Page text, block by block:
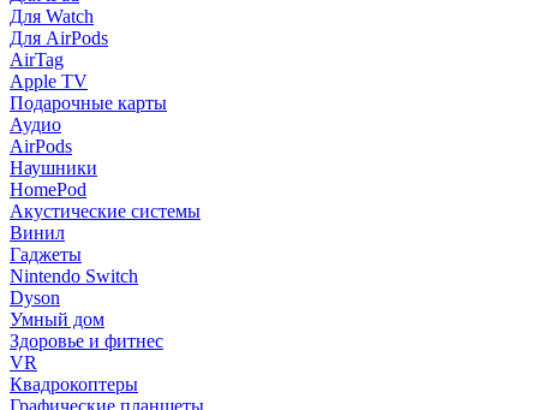
Для Watch
Для AirPods
AirTag
Apple TV
Подарочные карты
Аудио
AirPods
Наушники
HomePod
Акустические системы
Винил
Гаджеты
Nintendo Switch
Dyson
Умный дом
Здоровье и фитнес
VR
Квадрокоптеры
Графические планшеты